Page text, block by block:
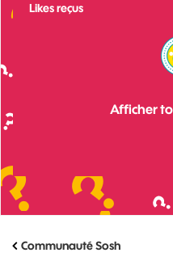
Likes reçus
Afficher
Communauté Sosh